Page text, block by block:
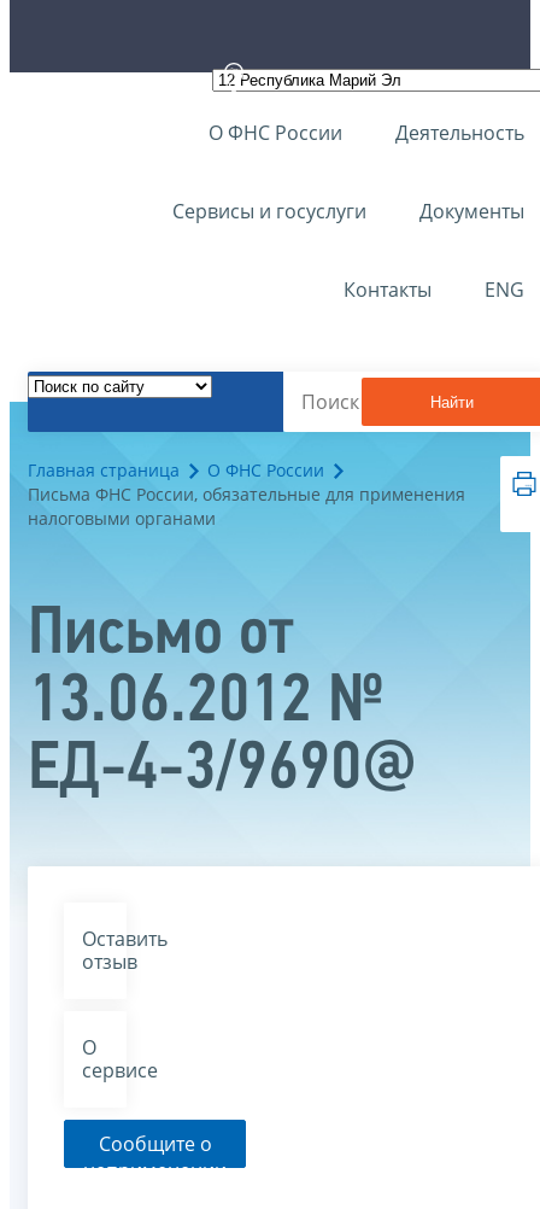
О ФНС России Деятельность
Сервисы и госуслуги Документы
Контакты ENG
Найти
Главная страница
О ФНС России
Письма ФНС России, обязательные для применения
налоговыми органами
Письмо от
13.06.2012 №
ЕД-4-3/9690@
Оставить
отзыв
О
сервисе
Сообщите о
неприменении